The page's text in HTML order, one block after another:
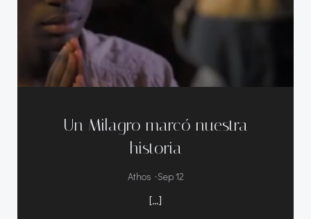
Un Milagro marcó nuestra
historia
Athos -Sep 12
[…]